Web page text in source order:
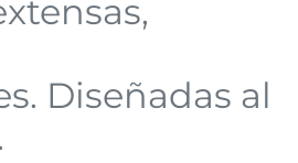
Diseñadas al